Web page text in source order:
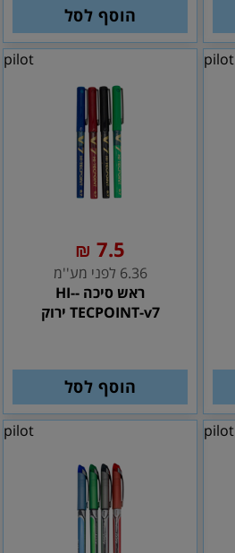
הוסף לסל
pilot
pilot
7.5
₪
6.36 לפני מע''מ
ראש סיכה -HI-
TECPOINT-v7 ירוק
הוסף לסל
pilot
pilot